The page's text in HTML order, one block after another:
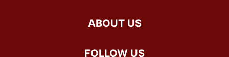
ABOUT US
FOLLOW US